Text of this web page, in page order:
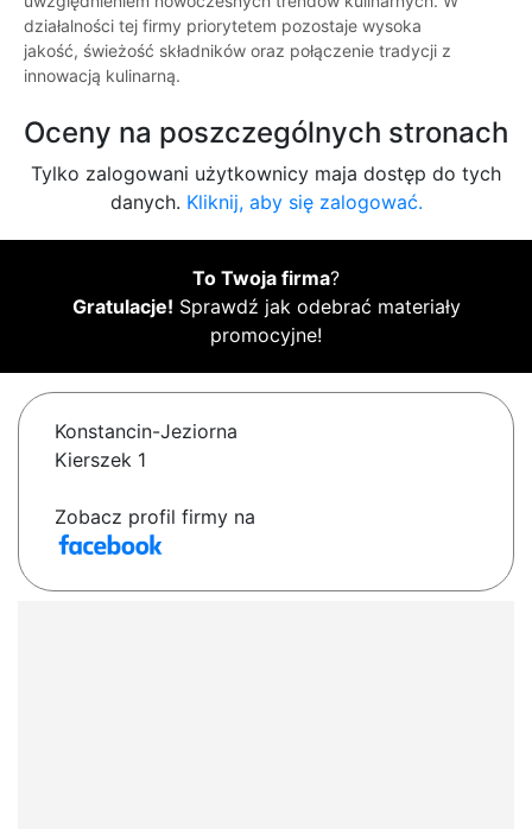
działalności tej firmy priorytetem pozostaje wysoka
jakość, świeżość składników oraz połączenie tradycji z
innowacją kulinarną.
Oceny na poszczególnych stronach
Tylko zalogowani użytkownicy maja dostęp do tych
danych. Kliknij, aby się zalogować.
To Twoja firma?
Gratulacje! Sprawdź jak odebrać materiały
promocyjne!
Konstancin-Jeziorna
Kierszek 1
Zobacz profil firmy na